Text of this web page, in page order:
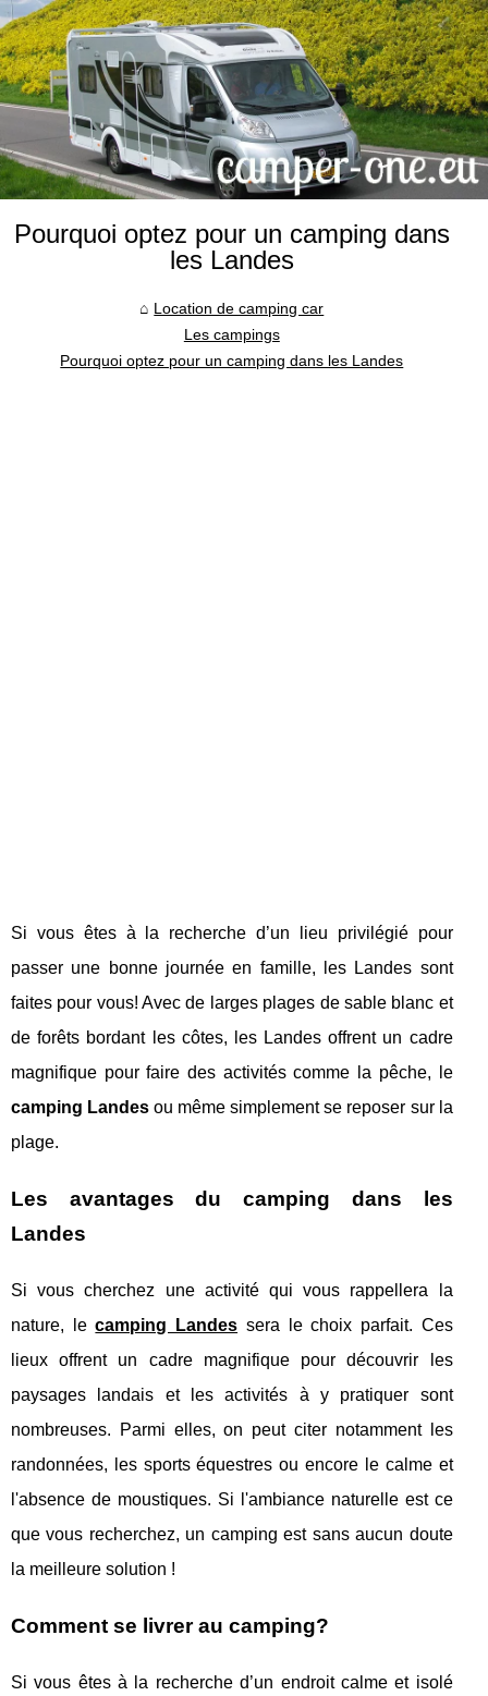
Pourquoi optez pour un camping dans
les Landes
Location de camping car
Les campings
Pourquoi optez pour un camping dans les Landes
Si vous êtes à la recherche d’un lieu privilégié pour
passer une bonne journée en famille, les Landes sont
faites pour vous! Avec de larges plages de sable blanc et
de forêts bordant les côtes, les Landes offrent un cadre
magnifique pour faire des activités comme la pêche, le
camping Landes ou même simplement se reposer sur la
plage.
Les avantages du camping dans les
Landes
Si vous cherchez une activité qui vous rappellera la
nature, lecamping Landes sera le choix parfait. Ces
lieux offrent un cadre magnifique pour découvrir les
paysages landais et les activités à y pratiquer sont
nombreuses. Parmi elles, on peut citer notamment les
randonnées, les sports équestres ou encore le calme et
l'absence de moustiques. Si l'ambiance naturelle est ce
que vous recherchez, un camping est sans aucun doute
la meilleure solution !
Comment se livrer au camping?
Si vous êtes à la recherche d’un endroit calme et isolé